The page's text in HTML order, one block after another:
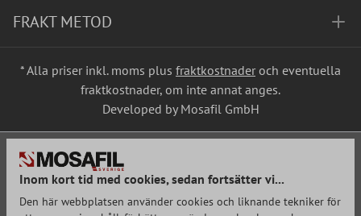
FRAKT METOD
* Alla priser inkl. moms plus fraktkostnader och eventuella
fraktkostnader, om inte annat anges.
Developed by Mosafil GmbH
Inom kort tid med cookies, sedan fortsätter vi...
Den här webbplatsen använder cookies och liknande tekniker för